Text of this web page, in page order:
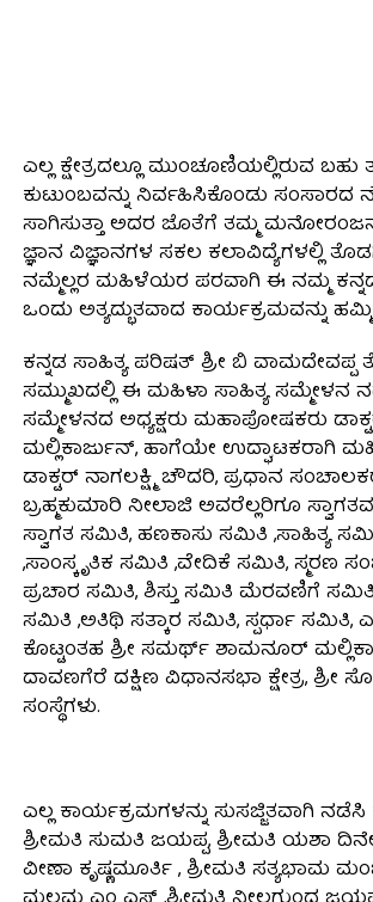
ಎಲ್ಲ ಕ್ಷೇತ್ರದಲ್ಲೂ ಮುಂಚೂಣಿಯಲ್ಲಿರುವ ಬಹು
ಕುಟುಂಬವನ್ನು ನಿರ್ವಹಿಸಿಕೊಂಡು ಸಂಸಾರದ
ಸಾಗಿಸುತ್ತಾ ಅದರ ಜೊತೆಗೆ ತಮ್ಮ
ಜ್ಞಾನ ವಿಜ್ಞಾನಗಳ ಸಕಲ ಕಲಾವಿದ್ಯೆಗಳಲ್ಲಿ
ನಮ್ಮೆಲ್ಲರ ಮಹಿಳೆಯರ ಪರವಾಗಿ ಈ ನಮ್ಮ ಕನ್ನಡ
ಒಂದು ಅತ್ಯದ್ಭುತವಾದ ಕಾರ್ಯಕ್ರಮವನ್ನು
ಕನ್ನಡ ಸಾಹಿತ್ಯ ಪರಿಷತ್ ಶ್ರೀ ಬಿ ವಾಮದೇವಪ್ಪ
ಸಮ್ಮುಖದಲ್ಲಿ ಈ ಮಹಿಳಾ ಸಾಹಿತ್ಯ ಸಮ್ಮೇಳನ
ಸಮ್ಮೇಳನದ ಅಧ್ಯಕ್ಷರು ಮಹಾಪೋಷಕರು
ಮಲ್ಲಿಕಾರ್ಜುನ್, ಹಾಗೆಯೇ ಉದ್ಘಾಟಕರಾಗಿ
ಡಾಕ್ಟರ್ ನಾಗಲಕ್ಷ್ಮಿ ಚೌದರಿ, ಪ್ರಧಾನ
ಬ್ರಹ್ಮಕುಮಾರಿ ನೀಲಾಜಿ ಅವರೆಲ್ಲರಿಗೂ
ಸ್ವಾಗತ ಸಮಿತಿ, ಹಣಕಾಸು ಸಮಿತಿ ,ಸಾಹಿತ್ಯ
,ಸಾಂಸ್ಕೃತಿಕ ಸಮಿತಿ ,ವೇದಿಕೆ ಸಮಿತಿ, ಸ್ಮರಣ
ಪ್ರಚಾರ ಸಮಿತಿ, ಶಿಸ್ತು ಸಮಿತಿ ಮೆರವಣಿಗೆ
ಸಮಿತಿ ,ಅತಿಥಿ ಸತ್ಕಾರ ಸಮಿತಿ, ಸ್ಪರ್ಧಾ ಸಮಿತಿ,
ಕೊಟ್ಟಂತಹ ಶ್ರೀ ಸಮರ್ಥ್ ಶಾಮನೂರ್
ದಾವಣಗೆರೆ ದಕ್ಷಿಣ ವಿಧಾನಸಭಾ ಕ್ಷೇತ್ರ, ಶ್ರೀ
ಸಂಸ್ಥೆಗಳು.
ಎಲ್ಲ ಕಾರ್ಯಕ್ರಮಗಳನ್ನು ಸುಸಜ್ಜಿತವಾಗಿ ನಡೆಸಿ
ಶ್ರೀಮತಿ ಸುಮತಿ ಜಯಪ್ಪ, ಶ್ರೀಮತಿ ಯಶಾ
ವೀಣಾ ಕೃಷ್ಣಮೂರ್ತಿ , ಶ್ರೀಮತಿ ಸತ್ಯಭಾಮ